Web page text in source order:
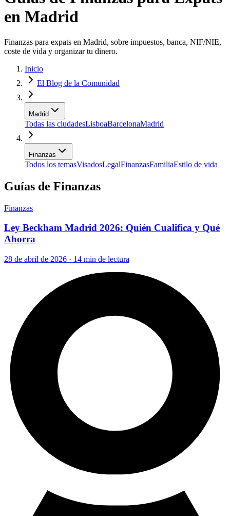
en Madrid
Finanzas para expats en Madrid, sobre impuestos, banca, NIF/NIE,
coste de vida y organizar tu dinero.
Inicio
El Blog de la Comunidad
Madrid
Todas las ciudadesLisboaBarcelonaMadrid
Finanzas
Todos los temasVisadosLegalFinanzasFamiliaEstilo de vida
Guías de Finanzas
Finanzas
Ley Beckham Madrid 2026: Quién Cualifica y Qué
Ahorra
28 de abril de 2026 · 14 min de lectura